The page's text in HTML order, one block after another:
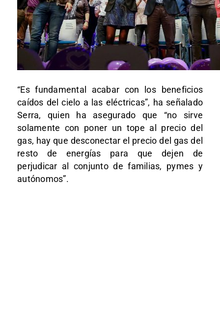
“Es fundamental acabar con los beneficios
caídos del cielo a las eléctricas”, ha señalado
Serra, quien ha asegurado que “no sirve
solamente con poner un tope al precio del
gas, hay que desconectar el precio del gas del
resto de energías para que dejen de
perjudicar al conjunto de familias, pymes y
autónomos”.